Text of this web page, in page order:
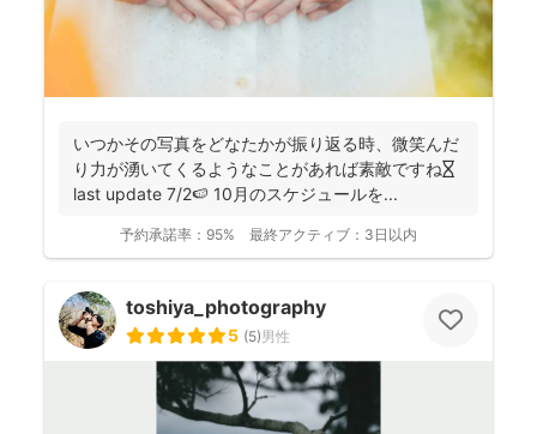
いつかその写真をどなたかが振り返る時、微笑んだ
り力が湧いてくるようなことがあれば素敵ですね⏳
last update 7/2🍉 10月のスケジュールを...
予約承諾率： 95% 最終アクティブ： 3日以内
toshiya_photography
5 (5)男性